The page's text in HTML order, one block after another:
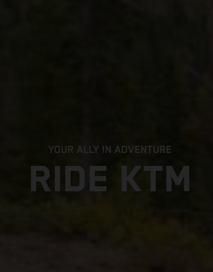
YOUR ALLY IN ADVENTURE
RIDE KTM